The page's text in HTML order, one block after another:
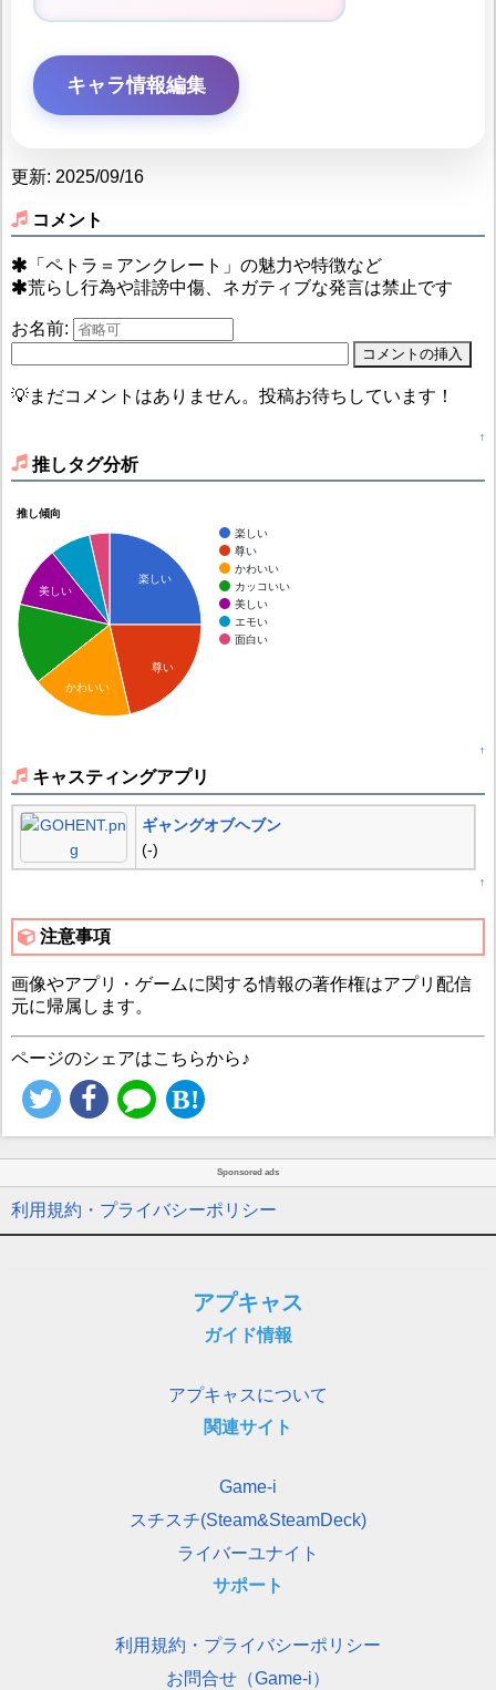
キャラ情報編集
更新: 2025/09/16
コメント
「ペトラ＝アンクレート」の魅力や特徴など
荒らし行為や誹謗中傷、ネガティブな発言は禁止です
お名前:
💡まだコメントはありません。投稿お待ちしています！
↑
推しタグ分析
推し傾向
楽しい
尊い
かわいい
カッコいい
美しい
エモい
面白い
楽しい
尊い
美しい
かわいい
↑
キャスティングアプリ
ギャングオブヘブン
(-)
↑
注意事項
画像やアプリ・ゲームに関する情報の著作権はアプリ配信
元に帰属します。
ページのシェアはこちらから♪
Sponsored ads
利用規約・プライバシーポリシー
アプキャス
ガイド情報
アプキャスについて
関連サイト
Game-i
スチスチ(Steam&SteamDeck)
ライバーユナイト
サポート
利用規約・プライバシーポリシー
お問合せ（Game-i）